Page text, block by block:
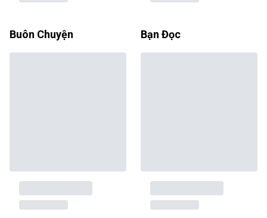
Buôn Chuyện Bạn Đọc